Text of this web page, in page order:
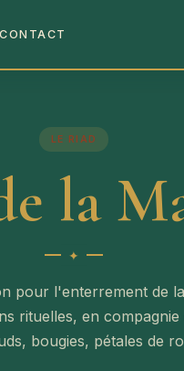
CONTACT
LE RIAD
la
pour l'enterrement de
rituelles, en
bougies, pétales de